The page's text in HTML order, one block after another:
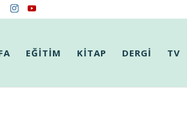
EĞİTİM KİTAP DERGİ TV